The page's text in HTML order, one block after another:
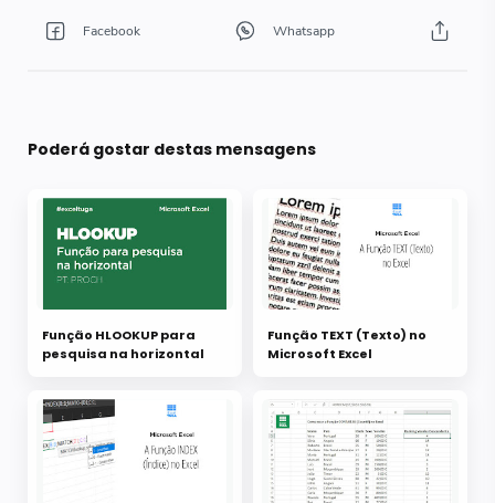
Poderá gostar destas mensagens
Função HLOOKUP para
pesquisa na horizontal
Função TEXT (Texto) no
Microsoft Excel